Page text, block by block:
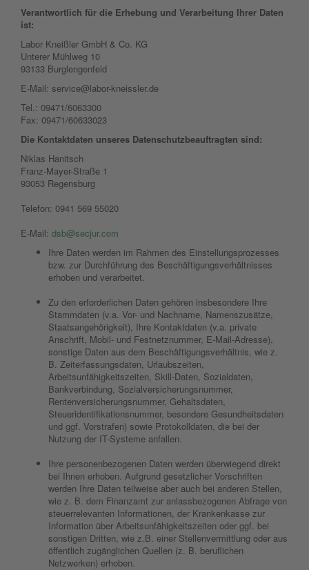
Verantwortlich für die Erhebung und Verarbeitung Ihrer Daten
ist:
Labor Kneißler GmbH & Co. KG
Unterer Mühlweg 10
93133 Burglengenfeld
E-Mail: service@labor-kneissler.de
Tel.: 09471/6063300
Fax: 09471/60633023
Die Kontaktdaten unseres Datenschutzbeauftragten sind:
Niklas Hanitsch
Franz-Mayer-Straße 1
93053 Regensburg
Telefon: 0941 569 55020
E-Mail: dsb@secjur.com
Ihre Daten werden im Rahmen des Einstellungsprozesses
bzw. zur Durchführung des Beschäftigungsverhältnisses
erhoben und verarbeitet.
Zu den erforderlichen Daten gehören insbesondere Ihre
Stammdaten (v.a. Vor- und Nachname, Namenszusätze,
Staatsangehörigkeit), Ihre Kontaktdaten (v.a. private
Anschrift, Mobil- und Festnetznummer, E-Mail-Adresse),
sonstige Daten aus dem Beschäftigungsverhältnis, wie z.
B. Zeiterfassungsdaten, Urlaubszeiten,
Arbeitsunfähigkeitszeiten, Skill-Daten, Sozialdaten,
Bankverbindung, Sozialversicherungsnummer,
Rentenversicherungsnummer, Gehaltsdaten,
Steueridentifikationsnummer, besondere Gesundheitsdaten
und ggf. Vorstrafen) sowie Protokolldaten, die bei der
Nutzung der IT-Systeme anfallen.
Ihre personenbezogenen Daten werden überwiegend direkt
bei Ihnen erhoben. Aufgrund gesetzlicher Vorschriften
werden Ihre Daten teilweise aber auch bei anderen Stellen,
wie z. B. dem Finanzamt zur anlassbezogenen Abfrage von
steuerrelevanten Informationen, der Krankenkasse zur
Information über Arbeitsunfähigkeitszeiten oder ggf. bei
sonstigen Dritten, wie z.B. einer Stellenvermittlung oder aus
öffentlich zugänglichen Quellen (z. B. beruflichen
Netzwerken) erhoben.